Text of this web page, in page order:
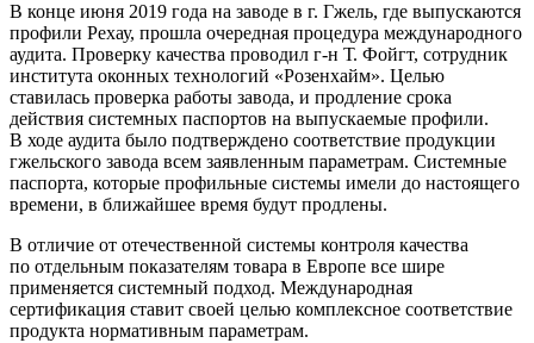
В конце июня 2019 года на заводе в г. Гжель, где выпускаются
профили Рехау, прошла очередная процедура международного
аудита. Проверку качества проводил г-н Т. Фойгт, сотрудник
института оконных технологий «Розенхайм». Целью
ставилась проверка работы завода, и продление срока
действия системных паспортов на выпускаемые профили.
В ходе аудита было подтверждено соответствие продукции
гжельского завода всем заявленным параметрам. Системные
паспорта, которые профильные системы имели до настоящего
времени, в ближайшее время будут продлены.
В отличие от отечественной системы контроля качества
по отдельным показателям товара в Европе все шире
применяется системный подход. Международная
сертификация ставит своей целью комплексное соответствие
продукта нормативным параметрам.